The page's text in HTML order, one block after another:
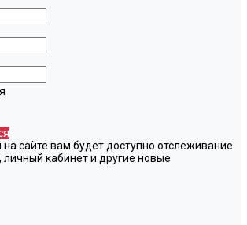
на сайте вам будет доступно отслеживание
личный кабинет и другие новые